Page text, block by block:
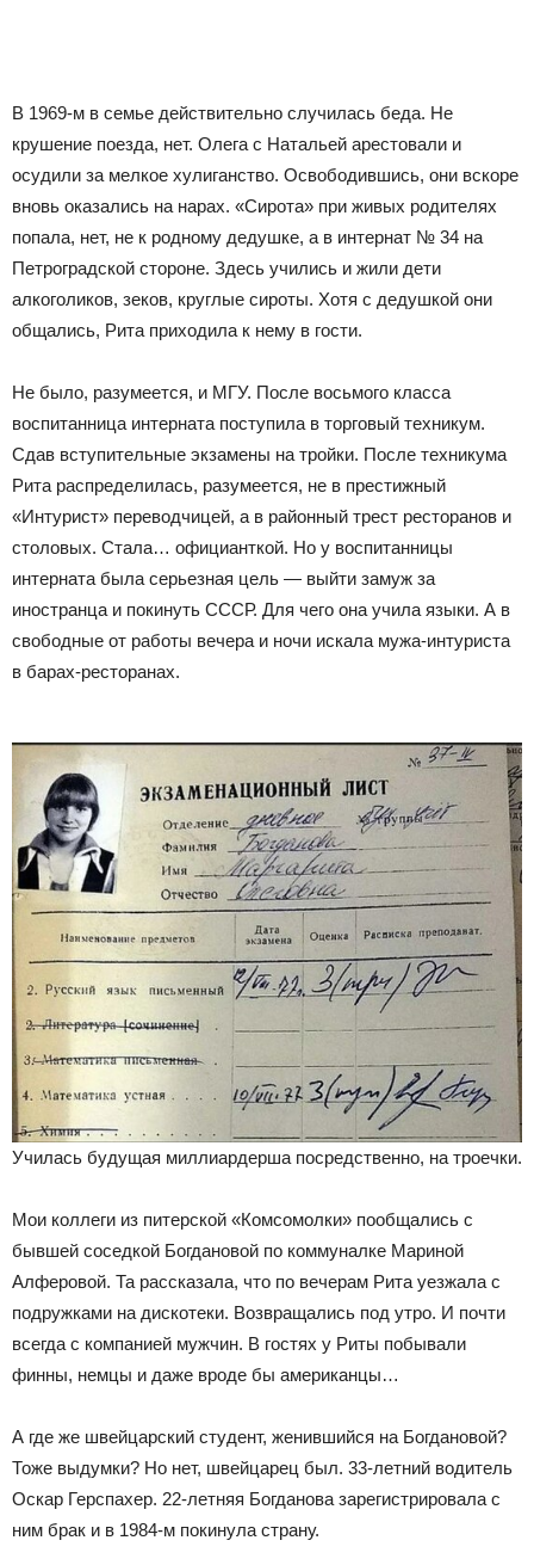
В 1969-м в семье действительно случилась беда. Не
крушение поезда, нет. Олега с Натальей арестовали и
осудили за мелкое хулиганство. Освободившись, они вскоре
вновь оказались на нарах. «Сирота» при живых родителях
попала, нет, не к родному дедушке, а в интернат № 34 на
Петроградской стороне. Здесь учились и жили дети
алкоголиков, зеков, круглые сироты. Хотя с дедушкой они
общались, Рита приходила к нему в гости.
Не было, разумеется, и МГУ. После восьмого класса
воспитанница интерната поступила в торговый техникум.
Сдав вступительные экзамены на тройки. После техникума
Рита распределилась, разумеется, не в престижный
«Интурист» переводчицей, а в районный трест ресторанов и
столовых. Стала… официанткой. Но у воспитанницы
интерната была серьезная цель — выйти замуж за
иностранца и покинуть СССР. Для чего она учила языки. А в
свободные от работы вечера и ночи искала мужа-интуриста
в барах-ресторанах.
Училась будущая миллиардерша посредственно, на троечки.
Мои коллеги из питерской «Комсомолки» пообщались с
бывшей соседкой Богдановой по коммуналке Мариной
Алферовой. Та рассказала, что по вечерам Рита уезжала с
подружками на дискотеки. Возвращались под утро. И почти
всегда с компанией мужчин. В гостях у Риты побывали
финны, немцы и даже вроде бы американцы…
А где же швейцарский студент, женившийся на Богдановой?
Тоже выдумки? Но нет, швейцарец был. 33-летний водитель
Оскар Герспахер. 22-летняя Богданова зарегистрировала с
ним брак и в 1984-м покинула страну.